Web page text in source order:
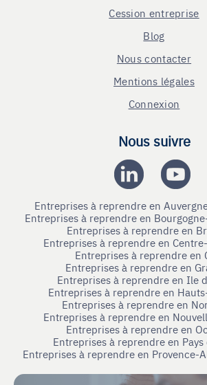
Cession entreprise
Blog
Nous contacter
Mentions légales
Connexion
Nous suivre
Entreprises à reprendre en
Entreprises à reprendre en
Entreprises à reprendre en
Entreprises à reprendre en
Entreprises à reprendre en
Entreprises à reprendre en
Entreprises à reprendre en Ile
Entreprises à reprendre en
Entreprises à reprendre en
Entreprises à reprendre en
Entreprises à reprendre en
Entreprises à reprendre en
Entreprises à reprendre en Provence-